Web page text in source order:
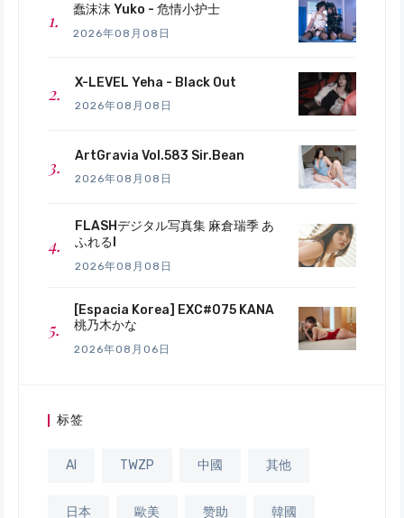
蠢沫沫 Yuko - 危情小护士
2026年08月08日
X-LEVEL Yeha - Black Out
2026年08月08日
ArtGravia Vol.583 Sir.Bean
2026年08月08日
FLASHデジタル写真集 麻倉瑞季 あ
ふれるI
2026年08月08日
[Espacia Korea] EXC#075 KANA
桃乃木かな
2026年08月06日
标签
AI TWZP 中國 其他
日本 歐美 赞助 韓國